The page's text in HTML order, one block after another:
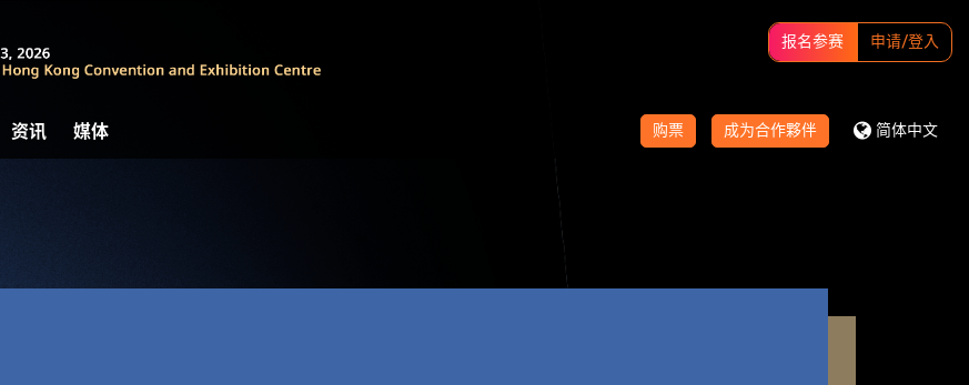
报名参赛 申请/登入
购票 成为合作夥伴 简体中文
资讯 媒体